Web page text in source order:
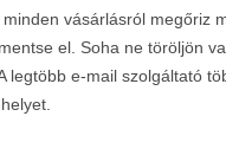
vásárlásról megőriz
el. Soha ne töröljön
legtöbb e-mail szolgáltató